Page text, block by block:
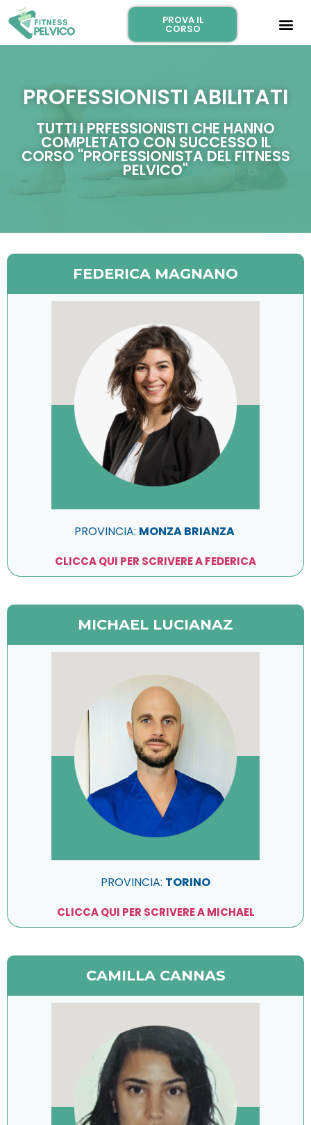
PROVA IL
CORSO
PROFESSIONISTI ABILITATI
TUTTI I PRFESSIONISTI CHE HANNO
COMPLETATO CON SUCCESSO IL
CORSO "PROFESSIONISTA DEL FITNESS
PELVICO"
FEDERICA MAGNANO
PROVINCIA: MONZA BRIANZA
CLICCA QUI PER SCRIVERE A FEDERICA
MICHAEL LUCIANAZ
PROVINCIA: TORINO
CLICCA QUI PER SCRIVERE A MICHAEL
CAMILLA CANNAS